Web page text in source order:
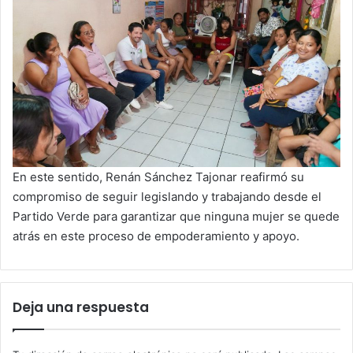
En este sentido, Renán Sánchez Tajonar reafirmó su
compromiso de seguir legislando y trabajando desde el
Partido Verde para garantizar que ninguna mujer se quede
atrás en este proceso de empoderamiento y apoyo.
Deja una respuesta